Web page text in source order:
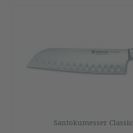
Santokumesser